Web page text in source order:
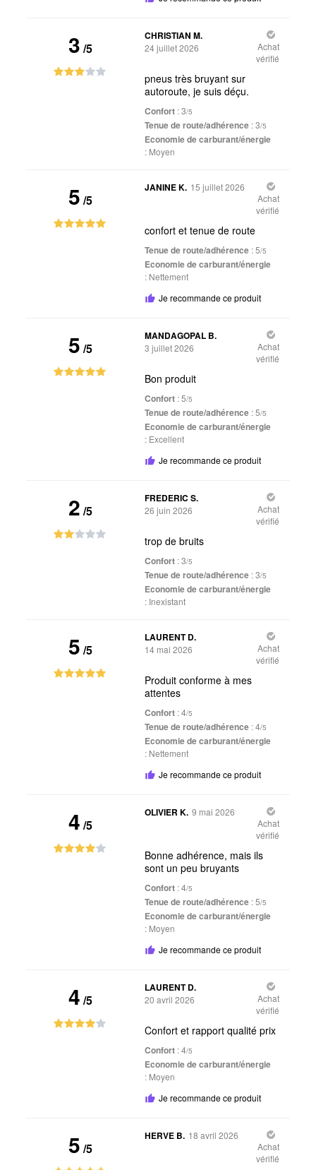
3 /5
CHRISTIAN M.
24 juillet 2026
Achat
vérifié
pneus très bruyant sur
autoroute, je suis déçu.
Confort : 3/5
Tenue de route/adhérence : 3/5
Economie de carburant/énergie
: Moyen
5 /5
JANINE K. 15 juillet 2026
Achat
vérifié
confort et tenue de route
Tenue de route/adhérence : 5/5
Economie de carburant/énergie
: Nettement
Je recommande ce produit
5 /5
MANDAGOPAL B.
3 juillet 2026
Achat
vérifié
Bon produit
Confort : 5/5
Tenue de route/adhérence : 5/5
Economie de carburant/énergie
: Excellent
Je recommande ce produit
2 /5
FREDERIC S.
26 juin 2026
Achat
vérifié
trop de bruits
Confort : 3/5
Tenue de route/adhérence : 3/5
Economie de carburant/énergie
: Inexistant
5 /5
LAURENT D.
14 mai 2026
Achat
vérifié
Produit conforme à mes
attentes
Confort : 4/5
Tenue de route/adhérence : 4/5
Economie de carburant/énergie
: Nettement
Je recommande ce produit
4 /5
OLIVIER K. 9 mai 2026
Achat
vérifié
Bonne adhérence, mais ils
sont un peu bruyants
Confort : 4/5
Tenue de route/adhérence : 5/5
Economie de carburant/énergie
: Moyen
Je recommande ce produit
4 /5
LAURENT D.
20 avril 2026
Achat
vérifié
Confort et rapport qualité prix
Confort : 4/5
Economie de carburant/énergie
: Moyen
Je recommande ce produit
5 /5
HERVE B. 18 avril 2026
Achat
vérifié